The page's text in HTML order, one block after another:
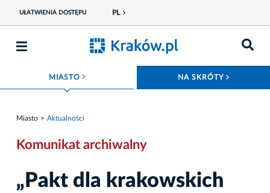
UŁATWIENIA DOSTĘPU PL
MIASTO ROZWIŃ MENU NA SKRÓTY
Miasto Aktualności
Komunikat archiwalny
„Pakt dla krakowskich